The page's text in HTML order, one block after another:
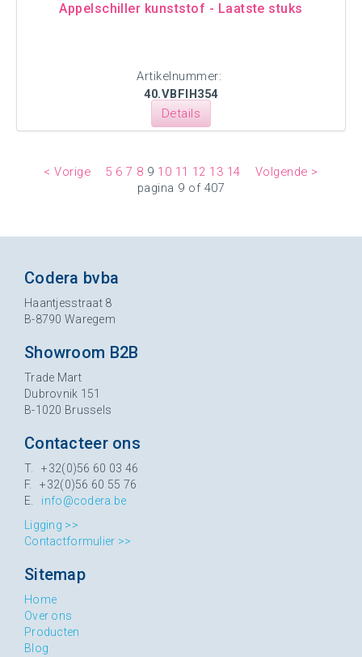
Appelschiller kunststof - Laatste stuks
Artikelnummer:
40.VBFIH354
Details
< Vorige 5 6 7 8 9 10 11 12 13 14
Volgende >
pagina 9 of 407
Codera bvba
Haantjesstraat 8
B-8790 Waregem
Showroom B2B
Trade Mart
Dubrovnik 151
B-1020 Brussels
Contacteer ons
T. +32(0)56 60 03 46
F. +32(0)56 60 55 76
E. info@codera.be
Ligging >>
Contactformulier >>
Sitemap
Home
Over ons
Producten
Blog